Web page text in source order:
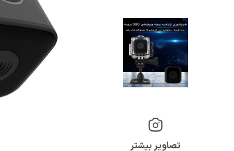
تصاویر بیشتر